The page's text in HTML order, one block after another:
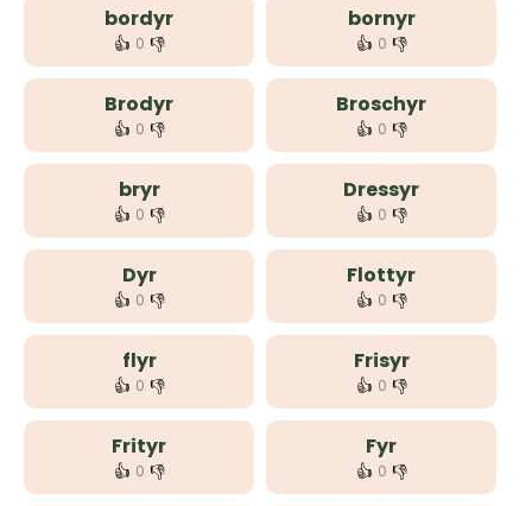
bordyr
👍 0 👎
bornyr
👍 0 👎
Brodyr
👍 0 👎
Broschyr
👍 0 👎
bryr
👍 0 👎
Dressyr
👍 0 👎
Dyr
👍 0 👎
Flottyr
👍 0 👎
flyr
👍 0 👎
Frisyr
👍 0 👎
Frityr
👍 0 👎
Fyr
👍 0 👎